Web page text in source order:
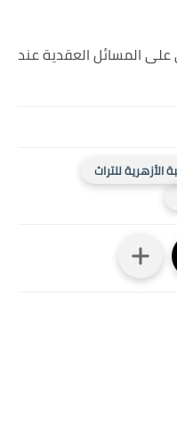
على المسائل العقدية عند
الأزهرية للتراث